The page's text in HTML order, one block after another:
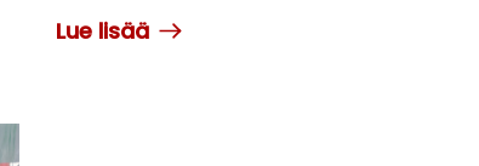
Lue lisää